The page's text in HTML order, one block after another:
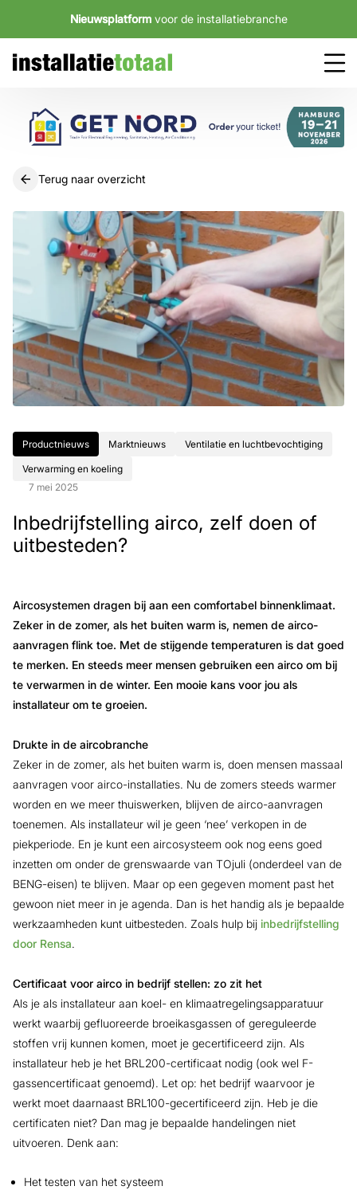
Nieuwsplatform voor de installatiebranche
Terug naar overzicht
Productnieuws Marktnieuws Ventilatie en luchtbevochtiging
Verwarming en koeling
7 mei 2025
Inbedrijfstelling airco, zelf doen of
uitbesteden?
Aircosystemen dragen bij aan een comfortabel binnenklimaat.
Zeker in de zomer, als het buiten warm is, nemen de airco-
aanvragen flink toe. Met de stijgende temperaturen is dat goed
te merken. En steeds meer mensen gebruiken een airco om bij
te verwarmen in de winter. Een mooie kans voor jou als
installateur om te groeien.
Drukte in de aircobranche
Zeker in de zomer, als het buiten warm is, doen mensen massaal
aanvragen voor airco-installaties. Nu de zomers steeds warmer
worden en we meer thuiswerken, blijven de airco-aanvragen
toenemen. Als installateur wil je geen ‘nee’ verkopen in de
piekperiode. En je kunt een aircosysteem ook nog eens goed
inzetten om onder de grenswaarde van TOjuli (onderdeel van de
BENG-eisen) te blijven. Maar op een gegeven moment past het
gewoon niet meer in je agenda. Dan is het handig als je bepaalde
werkzaamheden kunt uitbesteden. Zoals hulp bij inbedrijfstelling
door Rensa.
Certificaat voor airco in bedrijf stellen: zo zit het
Als je als installateur aan koel- en klimaatregelingsapparatuur
werkt waarbij gefluoreerde broeikasgassen of gereguleerde
stoffen vrij kunnen komen, moet je gecertificeerd zijn. Als
installateur heb je het BRL200-certificaat nodig (ook wel F-
gassencertificaat genoemd). Let op: het bedrijf waarvoor je
werkt moet daarnaast BRL100-gecertificeerd zijn. Heb je die
certificaten niet? Dan mag je bepaalde handelingen niet
uitvoeren. Denk aan:
Het testen van het systeem